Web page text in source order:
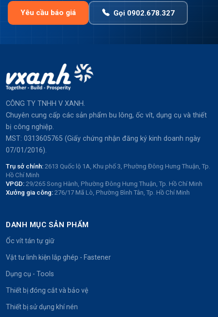
Yêu cầu báo giá Gọi 0902.678.327
CÔNG TY TNHH V XANH.
Chuyên cung cấp các sản phẩm bu lông, ốc vít, dụng cụ và thiết
bị công nghiệp.
MST: 0313605765 (Giấy chứng nhận đăng ký kinh doanh ngày
07/01/2016).
Trụ sở chính: 2613 Quốc lộ 1A, Khu phố 3, Phường Đông Hưng Thuận, Tp.
Hồ Chí Minh
VPGD: 29/265 Song Hành, Phường Đông Hưng Thuận, Tp. Hồ Chí Minh
Xưởng gia công: 276/17 Mã Lò, Phường Bình Tân, Tp. Hồ Chí Minh
DANH MỤC SẢN PHẨM
Ốc vít tán tự giữ
Vật tư linh kiện lắp ghép - Fastener
Dụng cụ - Tools
Thiết bị đóng cắt và bảo vệ
Thiết bị sử dụng khí nén